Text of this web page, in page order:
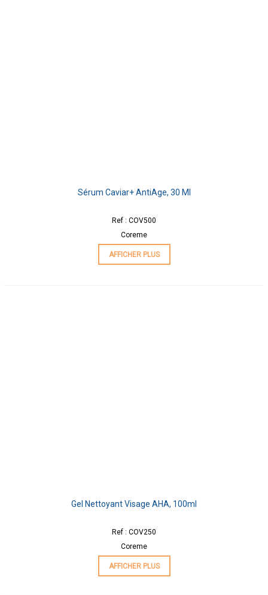
Sérum Caviar+ AntiAge, 30 Ml
Ref : COV500
Coreme
AFFICHER PLUS
Gel Nettoyant Visage AHA, 100ml
Ref : COV250
Coreme
AFFICHER PLUS